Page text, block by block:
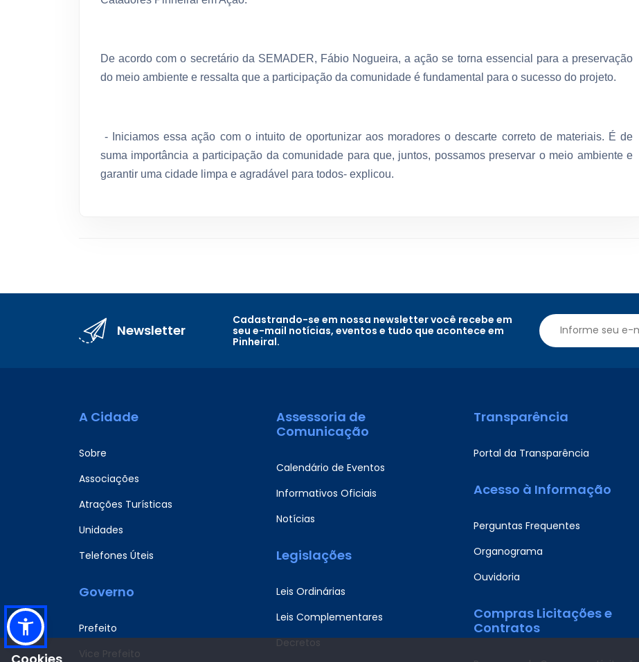
De acordo com o secretário da SEMADER, Fábio Nogueira, a ação se torna essencial para a preservação
do meio ambiente e ressalta que a participação da comunidade é fundamental para o sucesso do projeto.
- Iniciamos essa ação com o intuito de oportunizar aos moradores o descarte correto de materiais. É de
suma importância a participação da comunidade para que, juntos, possamos preservar o meio ambiente e
garantir uma cidade limpa e agradável para todos- explicou.
Newsletter
Cadastrando-se em nossa newsletter você recebe em
seu e-mail notícias, eventos e tudo que acontece em
Pinheiral.
A Cidade
Sobre
Associações
Atrações Turísticas
Unidades
Telefones Úteis
Governo
Prefeito
Vice Prefeito
Assessoria de
Comunicação
Calendário de Eventos
Informativos Oficiais
Notícias
Legislações
Leis Ordinárias
Leis Complementares
Decretos
Transparência
Portal da Transparência
Acesso à Informação
Perguntas Frequentes
Organograma
Ouvidoria
Compras Licitações e
Contratos